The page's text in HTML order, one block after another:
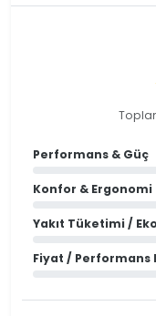
Performans & Güç
Konfor & Ergonomi
Yakıt Tüketimi /
Fiyat / Performans